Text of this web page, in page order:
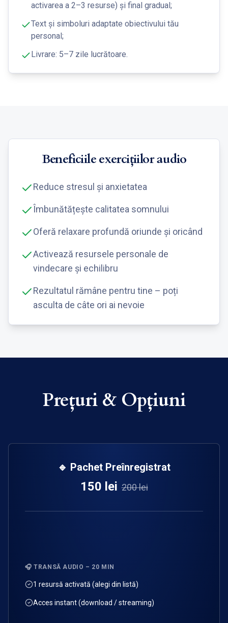
activarea a 2–3 resurse) și final gradual;
Text și simboluri adaptate obiectivului tău
personal;
Livrare: 5–7 zile lucrătoare.
Beneficiile exercițiilor audio
Reduce stresul și anxietatea
Îmbunătățește calitatea somnului
Oferă relaxare profundă oriunde și oricând
Activează resursele personale de
vindecare și echilibru
Rezultatul rămâne pentru tine – poți
asculta de câte ori ai nevoie
Prețuri & Opțiuni
🔹 Pachet Preînregistrat
150 lei 200 lei
🎧 TRANSĂ AUDIO – 20 MIN
1 resursă activată (alegi din listă)
Acces instant (download / streaming)